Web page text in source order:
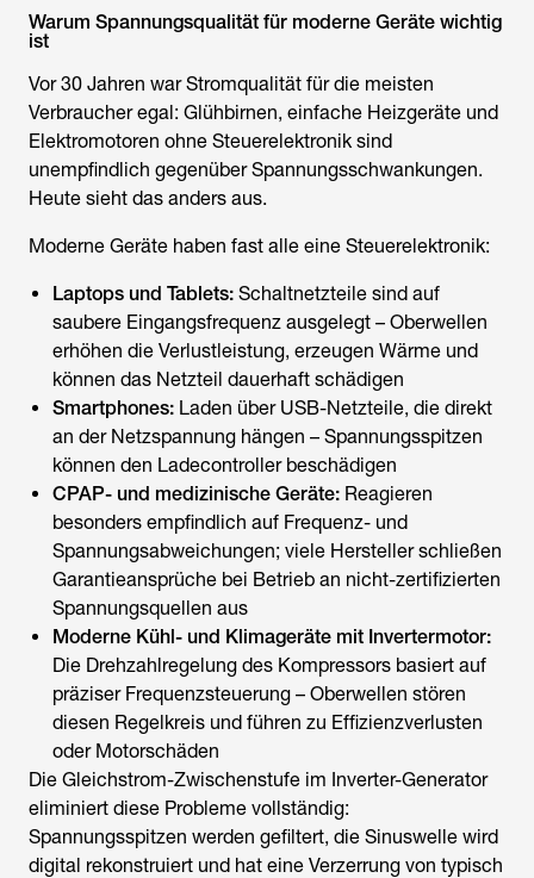
Warum Spannungsqualität für moderne Geräte wichtig
ist
Vor 30 Jahren war Stromqualität für die meisten
Verbraucher egal: Glühbirnen, einfache Heizgeräte und
Elektromotoren ohne Steuerelektronik sind
unempfindlich gegenüber Spannungsschwankungen.
Heute sieht das anders aus.
Moderne Geräte haben fast alle eine Steuerelektronik:
Laptops und Tablets: Schaltnetzteile sind auf
saubere Eingangsfrequenz ausgelegt – Oberwellen
erhöhen die Verlustleistung, erzeugen Wärme und
können das Netzteil dauerhaft schädigen
Smartphones: Laden über USB-Netzteile, die direkt
an der Netzspannung hängen – Spannungsspitzen
können den Ladecontroller beschädigen
CPAP- und medizinische Geräte: Reagieren
besonders empfindlich auf Frequenz- und
Spannungsabweichungen; viele Hersteller schließen
Garantieansprüche bei Betrieb an nicht-zertifizierten
Spannungsquellen aus
Moderne Kühl- und Klimageräte mit Invertermotor:
Die Drehzahlregelung des Kompressors basiert auf
präziser Frequenzsteuerung – Oberwellen stören
diesen Regelkreis und führen zu Effizienzverlusten
oder Motorschäden
Die Gleichstrom-Zwischenstufe im Inverter-Generator
eliminiert diese Probleme vollständig:
Spannungsspitzen werden gefiltert, die Sinuswelle wird
digital rekonstruiert und hat eine Verzerrung von typisch